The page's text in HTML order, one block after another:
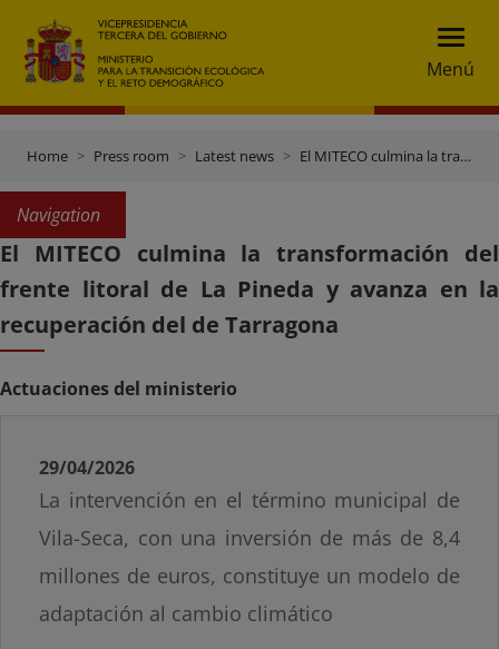
Menú
Home Press room Latest news El MITECO culmina la transformación del frente litoral de La Pineda y avanza en la recuperación del de Tarragona
Navigation
El MITECO culmina la transformación del
frente litoral de La Pineda y avanza en la
recuperación del de Tarragona
Actuaciones del ministerio
29/04/2026
La intervención en el término municipal de
Vila-Seca, con una inversión de más de 8,4
millones de euros, constituye un modelo de
adaptación al cambio climático